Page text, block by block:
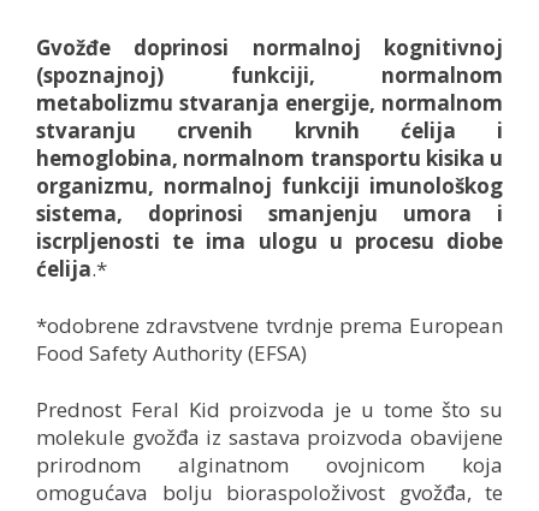
Gvožđe doprinosi normalnoj kognitivnoj
(spoznajnoj) funkciji, normalnom
metabolizmu stvaranja energije, normalnom
stvaranju crvenih krvnih ćelija i
hemoglobina, normalnom transportu kisika u
organizmu, normalnoj funkciji imunološkog
sistema, doprinosi smanjenju umora i
iscrpljenosti te ima ulogu u procesu diobe
ćelija.*
*odobrene zdravstvene tvrdnje prema European
Food Safety Authority (EFSA)
Prednost Feral Kid proizvoda je u tome što su
molekule gvožđa iz sastava proizvoda obavijene
prirodnom alginatnom ovojnicom koja
omogućava bolju bioraspoloživost gvožđa, te